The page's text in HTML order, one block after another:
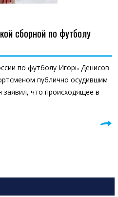
сборной по футболу
по футболу Игорь Денисов
публично осудившим
что происходящее в